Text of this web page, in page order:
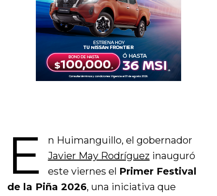
E
n Huimanguillo, el gobernador
Javier May Rodríguez inauguró
este viernes el Primer Festival
de la Piña 2026, una iniciativa que